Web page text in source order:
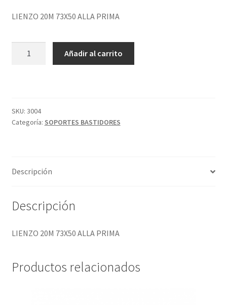
LIENZO 20M 73X50 ALLA PRIMA
cantidad
Añadir al carrito
SKU: 3004
Categoría: SOPORTES BASTIDORES
Descripción
Descripción
LIENZO 20M 73X50 ALLA PRIMA
Productos relacionados